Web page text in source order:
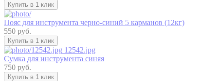
Купить в 1 клик
Пояс для инструмента черно-синий 5 карманов (12кг)
550 руб.
Купить в 1 клик
12542.jpg
Сумка для инструмента синяя
750 руб.
Купить в 1 клик